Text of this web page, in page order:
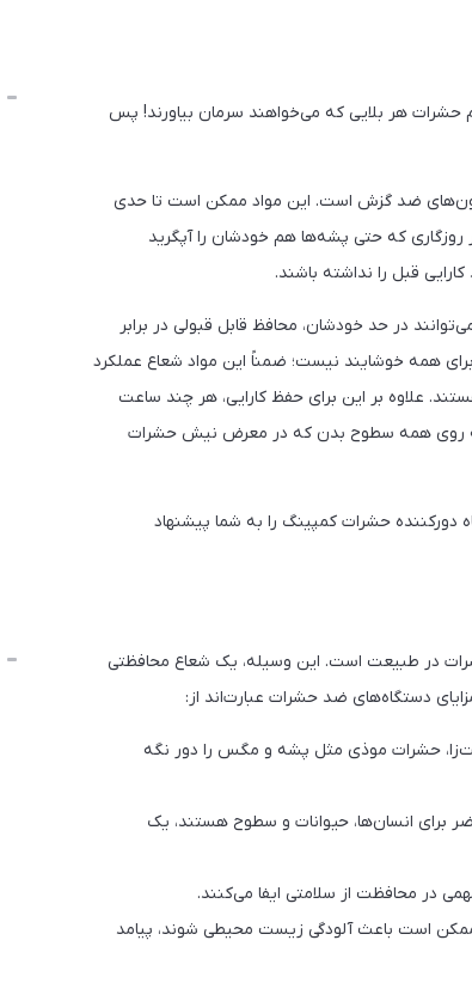
هر بلایی که می‌خواهند سرمان بیاورند! پس
ضد گزش است. این مواد ممکن است تا حدی
روزگاری که حتی پشه‌ها هم خودشان را آپگرید
قبل را نداشته باشند.
در حد خودشان، محافظ قابل قبولی در برابر
همه خوشایند نیست؛ ضمناً این مواد شعاع عملکرد
علاوه بر این برای حفظ کارایی، هر چند ساعت
که روی همه سطوح بدن که در معرض نیش حشرات
دورکننده حشرات کمپینگ را به شما پیشنهاد
در طبیعت است. این وسیله، یک شعاع محافظتی
دستگاه‌های ضد حشرات عبارت‌اند از:
حشرات موذی مثل پشه و مگس را دور نگه
برای انسان‌ها، حیوانات و سطوح هستند، یک
در محافظت از سلامتی ایفا می‌کنند.
است باعث آلودگی زیست محیطی شوند، پیامد